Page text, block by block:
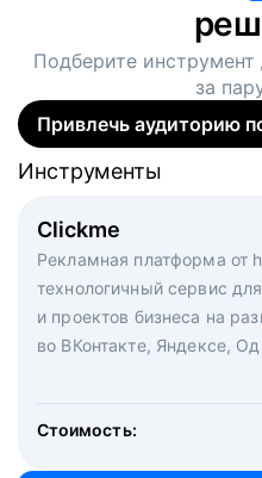
Подберите инструмент
за
Привлечь аудиторию
Clickme
Рекламная платформа от
технологичный сервис
и проектов бизнеса на
во ВКонтакте, Яндексе,
Стоимость:
Инструменты
Вакансия дня
Рекламный формат для
hh.ru. Увеличивает
Инструменты
Массовый подбор под
кандидатов и когда вам
маркетологи,
hh.ru с целым набором
Инструменты